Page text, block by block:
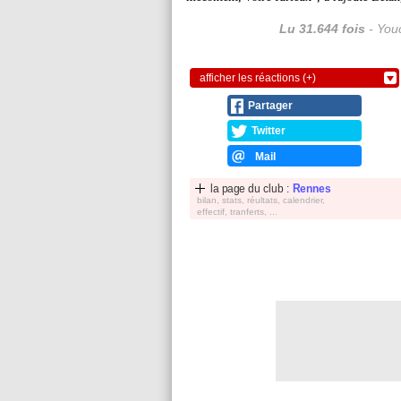
Lu 31.644 fois -
afficher les réactions (+)
Partager
Twitter
Mail
la page du club : Rennes
bilan, stats, réultats, calendrier,
effectif, tranferts, ...